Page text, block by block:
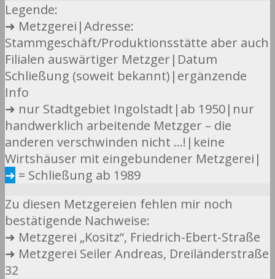
Legende:
➜ Metzgerei|Adresse:
Stammgeschäft/Produktionsstätte aber auch
Filialen auswärtiger Metzger|Datum
Schließung (soweit bekannt)|ergänzende
Info
➜ nur Stadtgebiet Ingolstadt|ab 1950|nur
handwerklich arbeitende Metzger – die
anderen verschwinden nicht …!|keine
Wirtshäuser mit eingebundener Metzgerei|
➜ = Schließung ab 1989
Zu diesen Metzgereien fehlen mir noch
bestätigende Nachweise:
➜ Metzgerei „Kositz“, Friedrich-Ebert-Straße
➜ Metzgerei Seiler Andreas, Dreiländerstraße
32